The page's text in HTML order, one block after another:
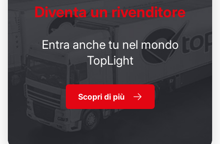
Diventa un rivenditore
Entra anche tu nel mondo
TopLight
Scopri di più